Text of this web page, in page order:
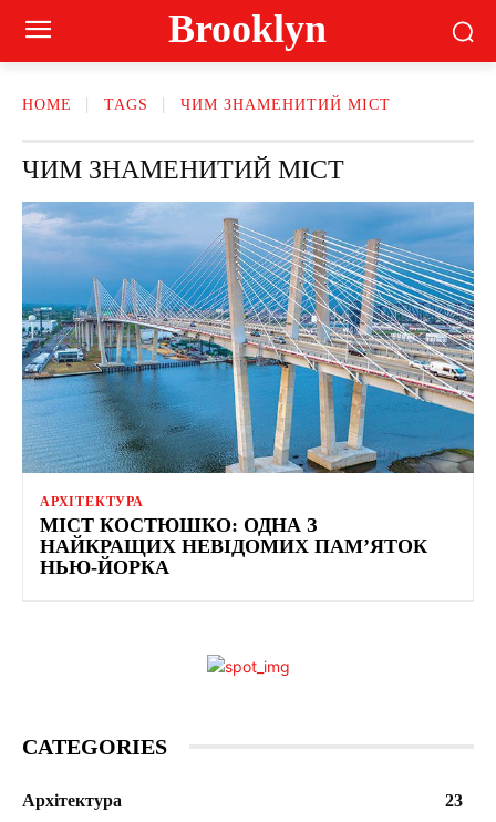
Brooklyn
HOME TAGS ЧИМ ЗНАМЕНИТИЙ МІСТ
ЧИМ ЗНАМЕНИТИЙ МІСТ
АРХІТЕКТУРА
МІСТ КОСТЮШКО: ОДНА З
НАЙКРАЩИХ НЕВІДОМИХ ПАМ’ЯТОК
НЬЮ-ЙОРКА
CATEGORIES
Архітектура
23